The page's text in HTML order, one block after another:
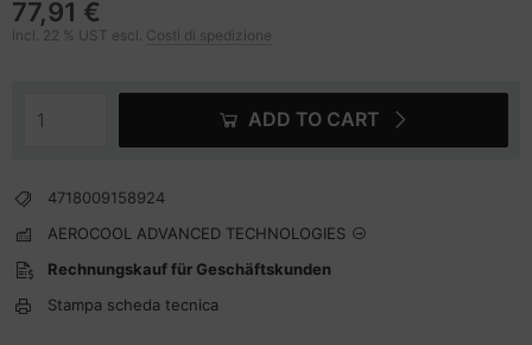
77,91 €
incl. 22 % UST escl. Costi di spedizione
ADD TO CART
4718009158924
AEROCOOL ADVANCED TECHNOLOGIES
Rechnungskauf für Geschäftskunden
Stampa scheda tecnica